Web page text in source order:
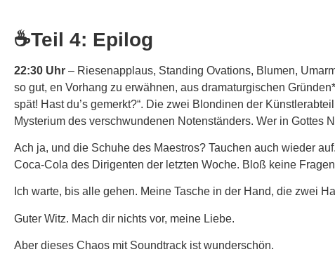
☕Teil 4: Epilog
22:30 Uhr – Riesenapplaus, Standing Ovations, Blumen,
so gut, en Vorhang zu erwähnen, aus dramaturgischen
spät! Hast du’s gemerkt?“. Die zwei Blondinen der
Mysterium des verschwundenen Notenständers. Wer in Gottes
Ach ja, und die Schuhe des Maestros? Tauchen auch wieder
Coca-Cola des Dirigenten der letzten Woche. Bloß keine
Ich warte, bis alle gehen. Meine Tasche in der Hand, die zwei
Guter Witz. Mach dir nichts vor, meine Liebe.
Aber dieses Chaos mit Soundtrack ist wunderschön.